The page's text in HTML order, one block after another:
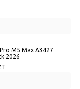
M5 Max A3427
2026